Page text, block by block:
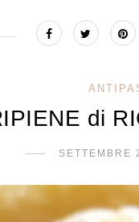
di
SETTEMBRE